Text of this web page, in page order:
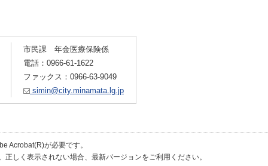
市民課 年金医療保険係
電話：0966-61-1622
ファックス：0966-63-9049
simin@city.minamata.lg.jp
Acrobat(R)が必要です。
しく表示されない場合、最新バージョンをご利用ください。